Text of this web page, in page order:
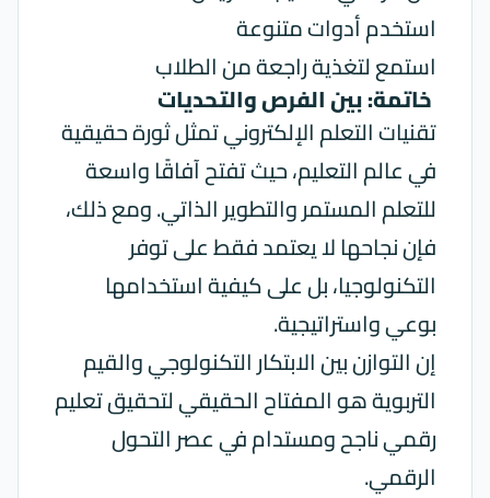
استخدم أدوات متنوعة
استمع لتغذية راجعة من الطلاب
خاتمة: بين الفرص والتحديات
تقنيات التعلم الإلكتروني تمثل ثورة حقيقية
في عالم التعليم، حيث تفتح آفاقًا واسعة
للتعلم المستمر والتطوير الذاتي. ومع ذلك،
فإن نجاحها لا يعتمد فقط على توفر
التكنولوجيا، بل على كيفية استخدامها
بوعي واستراتيجية.
إن التوازن بين الابتكار التكنولوجي والقيم
التربوية هو المفتاح الحقيقي لتحقيق تعليم
رقمي ناجح ومستدام في عصر التحول
الرقمي.